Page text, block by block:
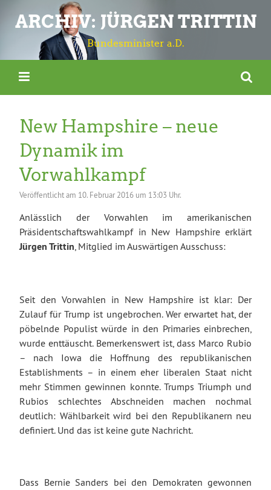
ARCHIV: JÜRGEN TRITTIN
Bundesminister a.D.
New Hampshire – neue
Dynamik im
Vorwahlkampf
Veröffentlicht am 10. Februar 2016 um 13:03 Uhr.
Anlässlich der Vorwahlen im amerikanischen
Präsidentschaftswahlkampf in New Hampshire erklärt
Jürgen Trittin, Mitglied im Auswärtigen Ausschuss:
Seit den Vorwahlen in New Hampshire ist klar: Der
Zulauf für Trump ist ungebrochen. Wer erwartet hat, der
pöbelnde Populist würde in den Primaries einbrechen,
wurde enttäuscht. Bemerkenswert ist, dass Marco Rubio
– nach Iowa die Hoffnung des republikanischen
Establishments – in einem eher liberalen Staat nicht
mehr Stimmen gewinnen konnte. Trumps Triumph und
Rubios schlechtes Abschneiden machen nochmal
deutlich: Wählbarkeit wird bei den Republikanern neu
definiert. Und das ist keine gute Nachricht.
Dass Bernie Sanders bei den Demokraten gewonnen